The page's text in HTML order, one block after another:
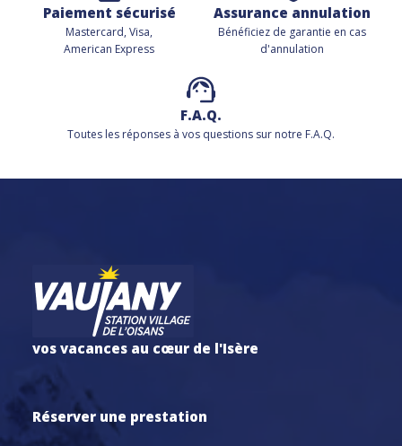
Paiement sécurisé
Mastercard, Visa,
American Express
Assurance annulation
Bénéficiez de garantie en cas
d'annulation
F.A.Q.
Toutes les réponses à vos questions sur notre F.A.Q.
vos vacances au cœur de l'Isère
Réserver une prestation